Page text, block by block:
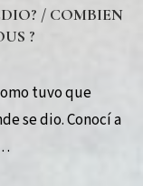
/ COMBIEN
?
tuvo que
se dio. Conocí a